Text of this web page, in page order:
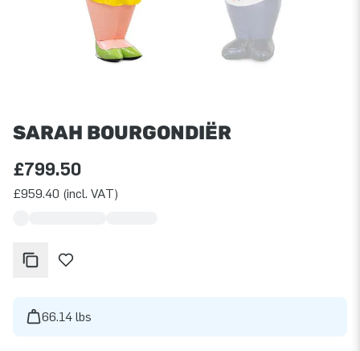
SARAH BOURGONDIËR
£799.50
£959.40 (incl. VAT)
66.14 lbs